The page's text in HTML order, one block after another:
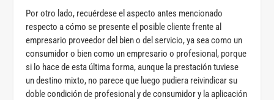
Por otro lado, recuérdese el aspecto antes mencionado
respecto a cómo se presente el posible cliente frente al
empresario proveedor del bien o del servicio, ya sea como un
consumidor o bien como un empresario o profesional, porque
si lo hace de esta última forma, aunque la prestación tuviese
un destino mixto, no parece que luego pudiera reivindicar su
doble condición de profesional y de consumidor y la aplicación